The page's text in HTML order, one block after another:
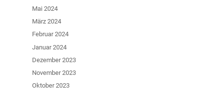
Mai 2024
März 2024
Februar 2024
Januar 2024
Dezember 2023
November 2023
Oktober 2023